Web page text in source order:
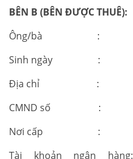
BÊN B (BÊN ĐƯỢC THUÊ):
Ông/bà :
Sinh ngày :
Địa chỉ :
CMND
Nơi cấp :
Tài khoản ngân